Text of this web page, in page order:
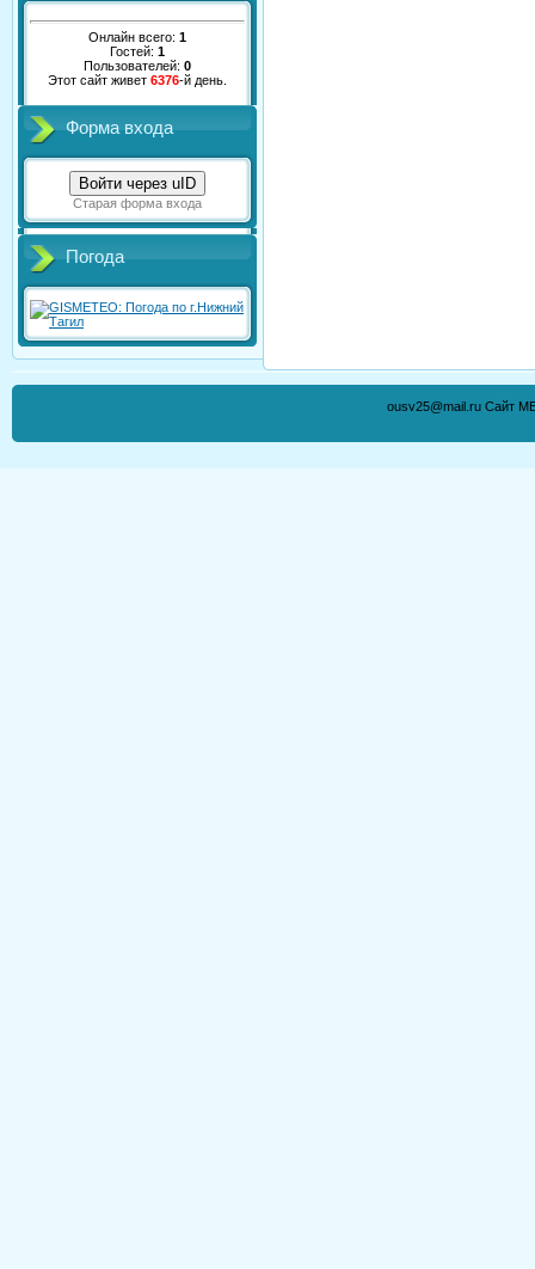
Онлайн всего: 1
Гостей: 1
Пользователей: 0
Этот сайт живет 6376-й день.
Форма входа
Войти через uID
Старая форма входа
Погода
ousv25@mail.ru Сайт